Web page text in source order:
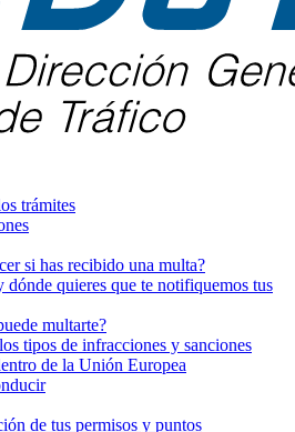
trámites
si has recibido una multa?
dónde quieres que te notifiquemos tus
multarte?
tipos de infracciones y sanciones
de la Unión Europea
de tus permisos y puntos